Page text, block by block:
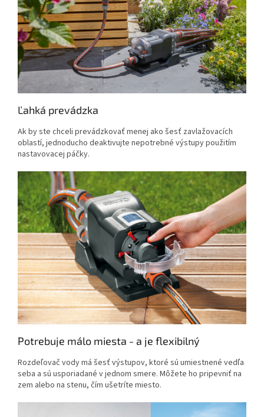
Ľahká prevádzka
Ak by ste chceli prevádzkovať menej ako šesť zavlažovacích
oblastí, jednoducho deaktivujte nepotrebné výstupy použitím
nastavovacej páčky.
Potrebuje málo miesta - a je flexibilný
Rozdeľovač vody má šesť výstupov, ktoré sú umiestnené vedľa
seba a sú usporiadané v jednom smere. Môžete ho pripevniť na
zem alebo na stenu, čím ušetríte miesto.